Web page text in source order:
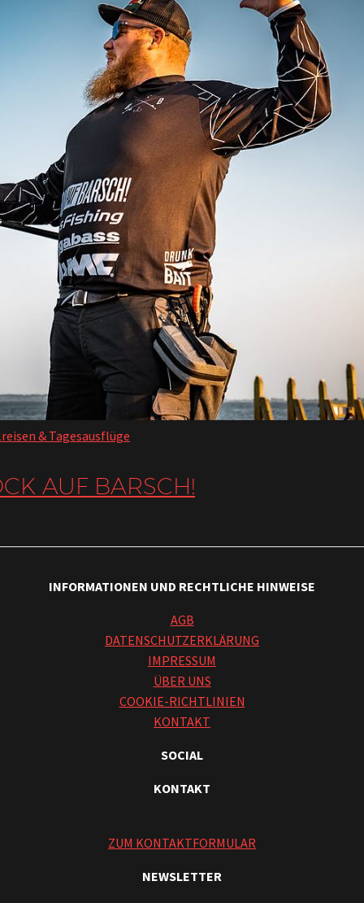
& Tagesausflüge
AUF BARSCH!
INFORMATIONEN UND RECHTLICHE HINWEISE
AGB
DATENSCHUTZERKLÄRUNG
IMPRESSUM
ÜBER UNS
COOKIE-RICHTLINIEN
KONTAKT
SOCIAL
KONTAKT
ZUM KONTAKTFORMULAR
NEWSLETTER